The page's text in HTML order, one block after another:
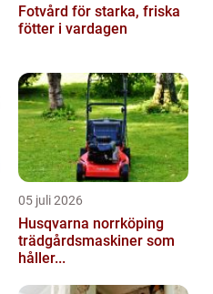
Fotvård för starka, friska
fötter i vardagen
05 juli 2026
Husqvarna norrköping
trädgårdsmaskiner som
håller...